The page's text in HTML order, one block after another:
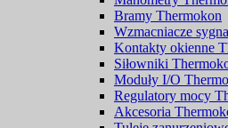
Bramy Thermokon
Wzmacniacze
Kontakty okienne
Siłowniki
Moduły I/O
Regulatory mocy
Akcesoria